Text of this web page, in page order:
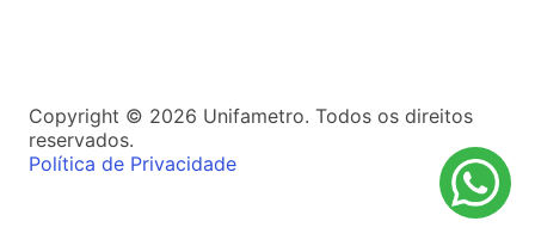
Copyright © 2026 Unifametro. Todos os direitos
reservados.
Política de Privacidade